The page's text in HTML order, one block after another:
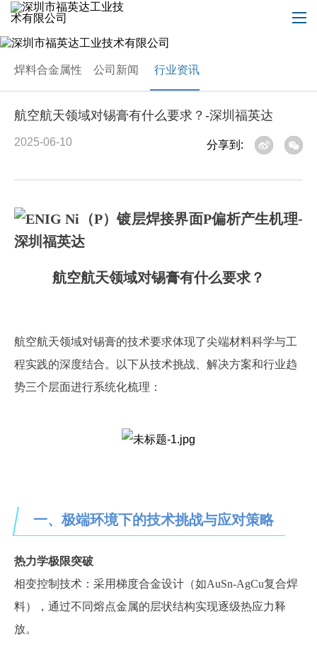
焊料合金属性 公司新闻 行业资讯
航空航天领域对锡膏有什么要求？-深圳福英达
2025-06-10 分享到:
航空航天领域对锡膏有什么要求？
航空航天领域对锡膏的技术要求体现了尖端材料科学与工
程实践的深度结合。以下从技术挑战、解决方案和行业趋
势三个层面进行系统化梳理：
一、极端环境下的技术挑战与应对策略
热力学极限突破
相变控制技术：采用梯度合金设计（如AuSn-AgCu复合焊
料），通过不同熔点金属的层状结构实现逐级热应力释
放。